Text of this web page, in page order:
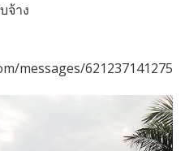
จ้าง
messages/